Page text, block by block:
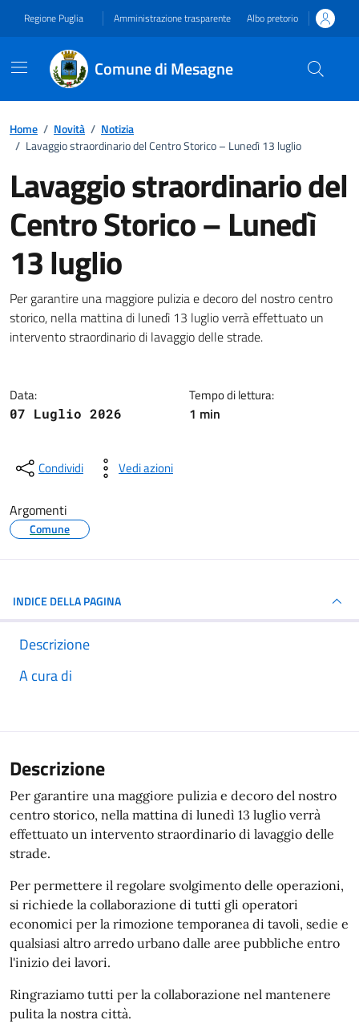
Regione Puglia Amministrazione trasparente Albo pretorio
Comune di Mesagne
Home / Novità / Notizia
/ Lavaggio straordinario del Centro Storico – Lunedì 13 luglio
Lavaggio straordinario del
Centro Storico – Lunedì
13 luglio
Dettagli della notizia
Per garantire una maggiore pulizia e decoro del nostro centro
storico, nella mattina di lunedì 13 luglio verrà effettuato un
intervento straordinario di lavaggio delle strade.
Data:
07 Luglio 2026
Tempo di lettura:
1 min
Condividi Vedi azioni
Argomenti
Comune
INDICE DELLA PAGINA
Descrizione
A cura di
Descrizione
Per garantire una maggiore pulizia e decoro del nostro
centro storico, nella mattina di lunedì 13 luglio verrà
effettuato un intervento straordinario di lavaggio delle
strade.
Per permettere il regolare svolgimento delle operazioni,
si richiede la collaborazione di tutti gli operatori
economici per la rimozione temporanea di tavoli, sedie e
qualsiasi altro arredo urbano dalle aree pubbliche entro
l'inizio dei lavori.
Ringraziamo tutti per la collaborazione nel mantenere
pulita la nostra città.